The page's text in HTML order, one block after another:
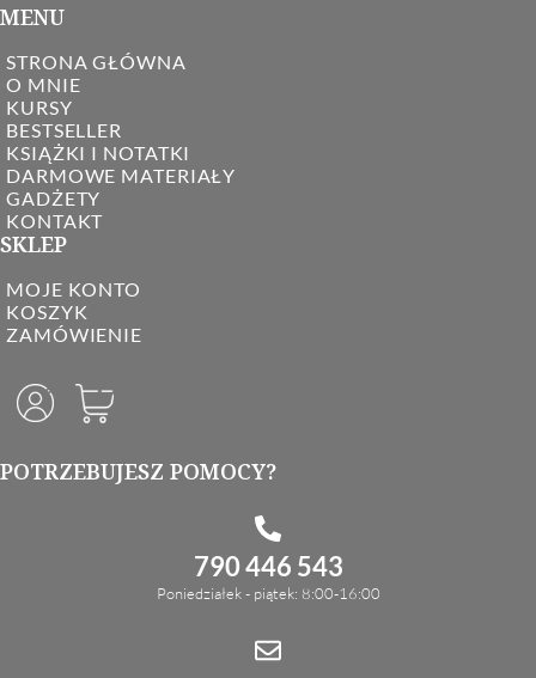
MENU
STRONA GŁÓWNA
O MNIE
KURSY
BESTSELLER
KSIĄŻKI I NOTATKI
DARMOWE MATERIAŁY
GADŻETY
KONTAKT
SKLEP
MOJE KONTO
KOSZYK
ZAMÓWIENIE
POTRZEBUJESZ POMOCY?
790 446 543
Poniedziałek - piątek: 8:00-16:00